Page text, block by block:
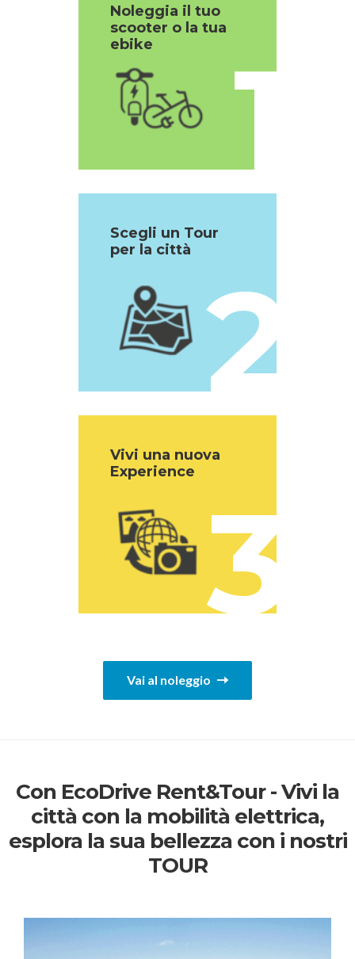
1
Noleggia il tuo
scooter o la tua
ebike
2
Scegli un Tour
per la città
3
Vivi una nuova
Experience
Vai al noleggio
Con EcoDrive Rent&Tour - Vivi la
città con la mobilità elettrica,
esplora la sua bellezza con i nostri
TOUR